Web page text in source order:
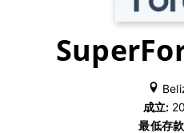
成立:
最低存